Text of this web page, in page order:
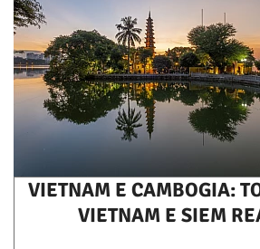
VIETNAM E CAMBOGIA:
VIETNAM E SIEM